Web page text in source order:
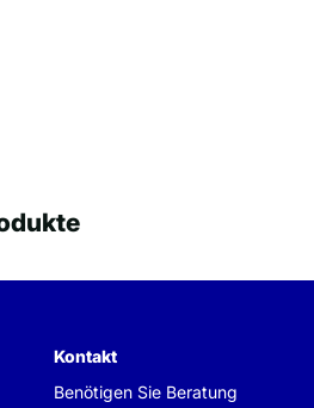
Kontakt
Benötigen Sie Beratung